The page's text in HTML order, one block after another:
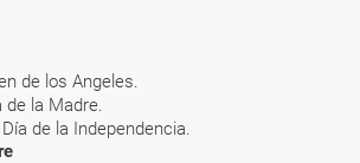
de los Angeles.
la Madre.
de la Independencia.